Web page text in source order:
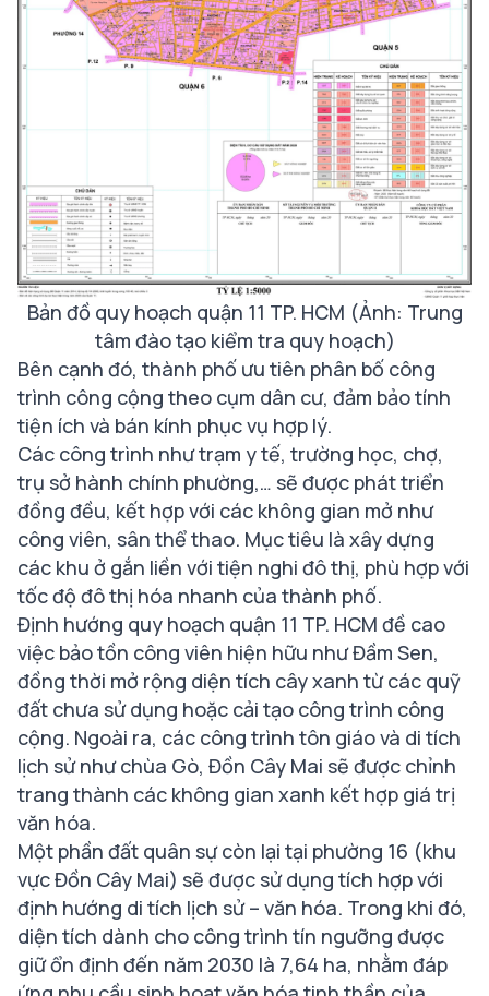
Bản đồ quy hoạch quận 11 TP. HCM (Ảnh: Trung
tâm đào tạo kiểm tra quy hoạch)
Bên cạnh đó, thành phố ưu tiên phân bố công
trình công cộng theo cụm dân cư, đảm bảo tính
tiện ích và bán kính phục vụ hợp lý.
Các công trình như trạm y tế, trường học, chợ,
trụ sở hành chính phường,… sẽ được phát triển
đồng đều, kết hợp với các không gian mở như
công viên, sân thể thao. Mục tiêu là xây dựng
các khu ở gắn liền với tiện nghi đô thị, phù hợp với
tốc độ đô thị hóa nhanh của thành phố.
Định hướng quy hoạch quận 11 TP. HCM đề cao
việc bảo tồn công viên hiện hữu như Đầm Sen,
đồng thời mở rộng diện tích cây xanh từ các quỹ
đất chưa sử dụng hoặc cải tạo công trình công
cộng. Ngoài ra, các công trình tôn giáo và di tích
lịch sử như chùa Gò, Đồn Cây Mai sẽ được chỉnh
trang thành các không gian xanh kết hợp giá trị
văn hóa.
Một phần đất quân sự còn lại tại phường 16 (khu
vực Đồn Cây Mai) sẽ được sử dụng tích hợp với
định hướng di tích lịch sử – văn hóa. Trong khi đó,
diện tích dành cho công trình tín ngưỡng được
giữ ổn định đến năm 2030 là 7,64 ha, nhằm đáp